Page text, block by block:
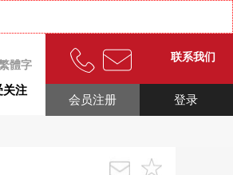
體字
关注
联系我们
登录
会员注册